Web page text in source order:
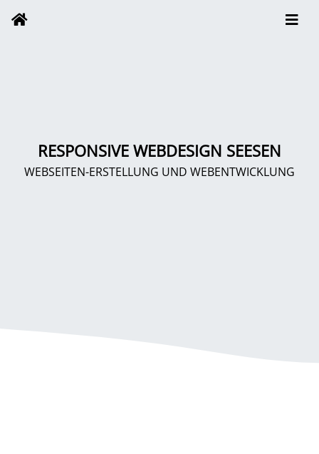
RESPONSIVE WEBDESIGN SEESEN
WEBSEITEN-ERSTELLUNG UND WEBENTWICKLUNG